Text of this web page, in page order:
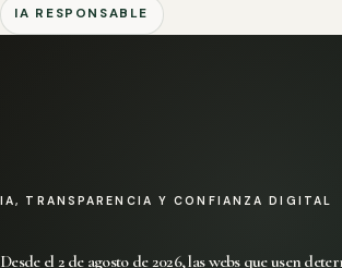
IA RESPONSABLE
IA, TRANSPARENCIA Y CONFIANZA DIGITAL
Desde el 2 de agosto de 2026, las webs que usen